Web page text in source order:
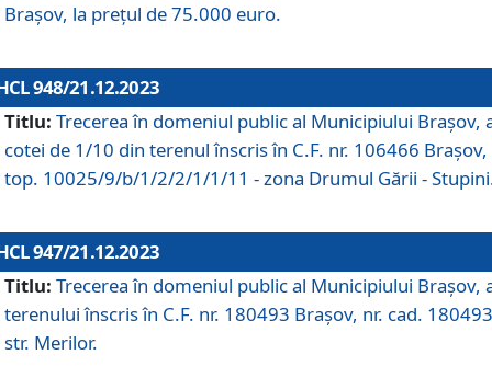
Brașov, la prețul de 75.000 euro.
948/21.12.2023
Titlu: Trecerea în domeniul public al Municipiului Braşov,
cotei de 1/10 din terenul înscris în C.F. nr. 106466 Brașov,
top. 10025/9/b/1/2/2/1/1/11 - zona Drumul Gării -
947/21.12.2023
Titlu: Trecerea în domeniul public al Municipiului Braşov,
terenului înscris în C.F. nr. 180493 Brașov, nr. cad.
str. Merilor.